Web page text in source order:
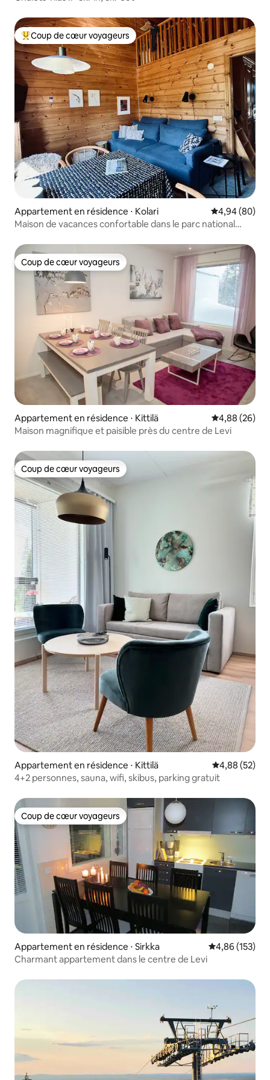
Coups de cœur voyageurs les plus appréciés
Coup de cœur voyageurs
Appartement en résidence ⋅ Kolari Évaluation
4,94 (80)
Maison de vacances confortable dans le parc national
Coup de cœur voyageurs
Coup de cœur voyageurs
Appartement en résidence ⋅ Kittilä Évaluation
4,88 (26)
Maison magnifique et paisible près du centre de Levi
Coup de cœur voyageurs
Coup de cœur voyageurs
Appartement en résidence ⋅ Kittilä Évaluation
4,88 (52)
4+2 personnes, sauna, wifi, skibus, parking gratuit
Coup de cœur voyageurs
Coup de cœur voyageurs
Appartement en résidence ⋅ Sirkka Évaluation
4,86 (153)
Charmant appartement dans le centre de Levi